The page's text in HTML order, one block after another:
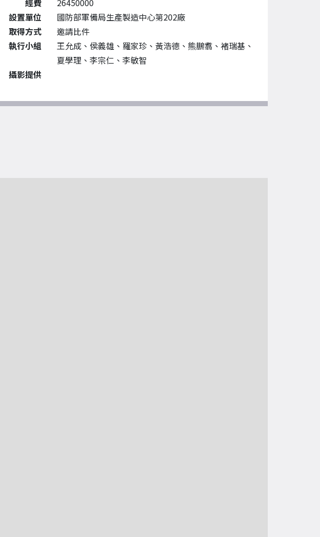
經費
26450000
設置單位
國防部軍備局生產製造中心第202廠
取得方式
邀請比件
執行小組
王允成、侯義雄、羅家珍、黃浩德、熊鵬翥、褚瑞基、
夏學理、李宗仁、李敏智
攝影提供